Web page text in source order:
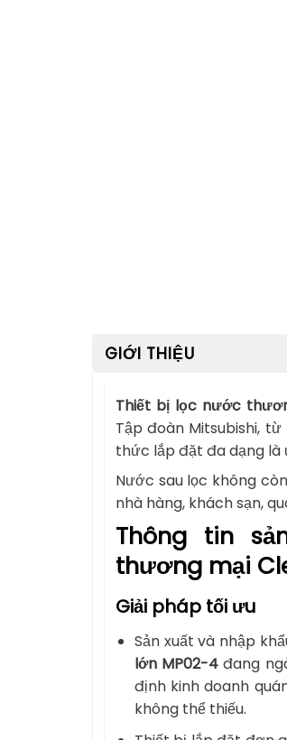
GIỚI THIỆU
Thiết bị lọc nước
Tập đoàn Mitsubishi,
thức lắp đặt đa dạng là
Nước sau lọc không
nhà hàng, khách sạn,
Thông tin
thương mại
Giải pháp tối ưu
Sản xuất và nhập
lớn MP02-4 đang
định kinh doanh
không thể thiếu.